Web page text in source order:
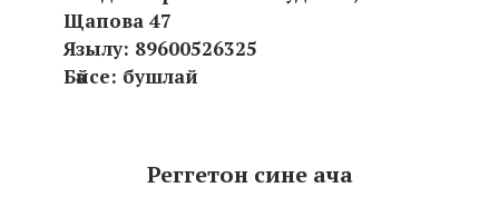
Щапова 47
Язылу: 89600526325
Бәйсе: бушлай
Реггетон сине ача